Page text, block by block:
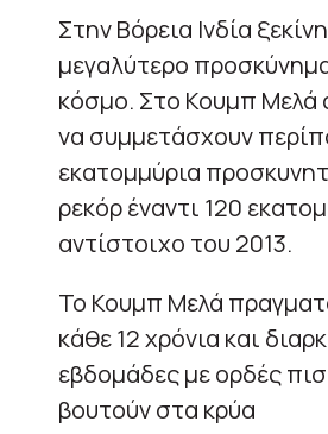
Στην Βόρεια Ινδία
μεγαλύτερο
κόσμο. Στο Κουμπ Μελά
να συμμετάσχουν
εκατομμύρια
ρεκόρ έναντι 120
αντίστοιχο του 2013.
Το Κουμπ Μελά
κάθε 12 χρόνια και
εβδομάδες με ορδές
βουτούν στα κρύα